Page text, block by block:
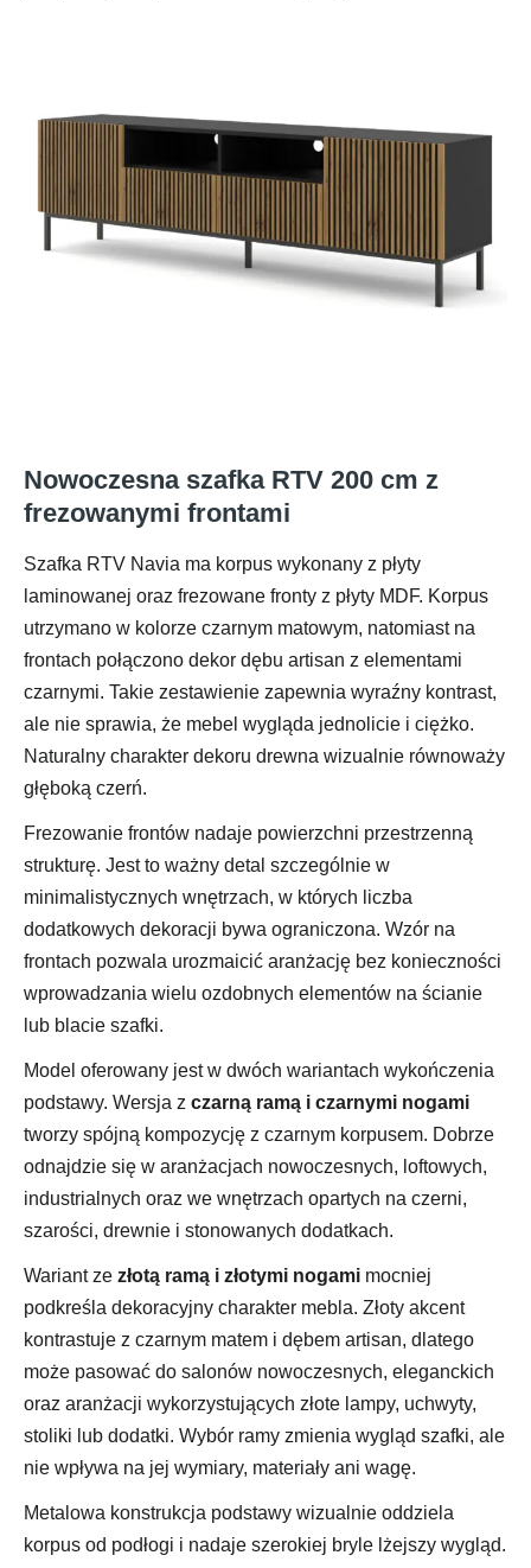
Nowoczesna szafka RTV 200 cm z
frezowanymi frontami
Szafka RTV Navia ma korpus wykonany z płyty
laminowanej oraz frezowane fronty z płyty MDF. Korpus
utrzymano w kolorze czarnym matowym, natomiast na
frontach połączono dekor dębu artisan z elementami
czarnymi. Takie zestawienie zapewnia wyraźny kontrast,
ale nie sprawia, że mebel wygląda jednolicie i ciężko.
Naturalny charakter dekoru drewna wizualnie równoważy
głęboką czerń.
Frezowanie frontów nadaje powierzchni przestrzenną
strukturę. Jest to ważny detal szczególnie w
minimalistycznych wnętrzach, w których liczba
dodatkowych dekoracji bywa ograniczona. Wzór na
frontach pozwala urozmaicić aranżację bez konieczności
wprowadzania wielu ozdobnych elementów na ścianie
lub blacie szafki.
Model oferowany jest w dwóch wariantach wykończenia
podstawy. Wersja z czarną ramą i czarnymi nogami
tworzy spójną kompozycję z czarnym korpusem. Dobrze
odnajdzie się w aranżacjach nowoczesnych, loftowych,
industrialnych oraz we wnętrzach opartych na czerni,
szarości, drewnie i stonowanych dodatkach.
Wariant ze złotą ramą i złotymi nogami mocniej
podkreśla dekoracyjny charakter mebla. Złoty akcent
kontrastuje z czarnym matem i dębem artisan, dlatego
może pasować do salonów nowoczesnych, eleganckich
oraz aranżacji wykorzystujących złote lampy, uchwyty,
stoliki lub dodatki. Wybór ramy zmienia wygląd szafki, ale
nie wpływa na jej wymiary, materiały ani wagę.
Metalowa konstrukcja podstawy wizualnie oddziela
korpus od podłogi i nadaje szerokiej bryle lżejszy wygląd.